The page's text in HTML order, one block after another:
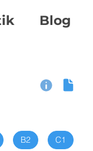
Blog
B2 C1